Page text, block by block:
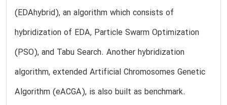
(EDAhybrid), an algorithm which consists of
hybridization of EDA, Particle Swarm Optimization
(PSO), and Tabu Search. Another hybridization
algorithm, extended Artificial Chromosomes Genetic
Algorithm (eACGA), is also built as benchmark.